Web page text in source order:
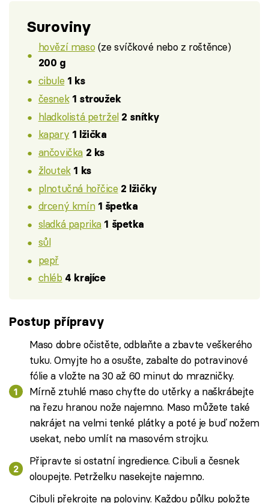
Suroviny
hovězí maso (ze svíčkové nebo z roštěnce)
200 g
cibule 1 ks
česnek 1 stroužek
hladkolistá petržel 2 snítky
kapary 1 lžička
ančovička 2 ks
žloutek 1 ks
plnotučná hořčice 2 lžičky
drcený kmín 1 špetka
sladká paprika 1 špetka
sůl
pepř
chléb 4 krajíce
Postup přípravy
Maso dobre očistěte, odblaňte a zbavte veškerého
tuku. Omyjte ho a osušte, zabalte do potravinové
fólie a vložte na 30 až 60 minut do mrazničky.
Mírně ztuhlé maso chyťte do utěrky a naškrábejte
na řezu hranou nože najemno. Maso můžete také
nakrájet na velmi tenké plátky a poté je buď nožem
usekat, nebo umlít na masovém strojku.
Připravte si ostatní ingredience. Cibuli a česnek
oloupejte. Petrželku nasekejte najemno.
Cibuli překrojte na poloviny. Každou půlku položte